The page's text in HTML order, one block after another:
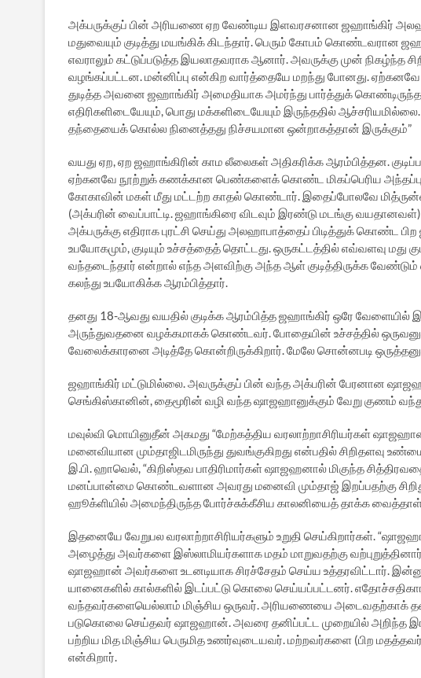
அக்பருக்குப் பின் அரியணை ஏற வேண்டிய இளவரசனான ஜஹாங்கிர்
மதுவையும் குடித்து மயங்கிக் கிடந்தார். பெரும் கோபம் கொண்டவரான
எவராலும் கட்டுப்படுத்த இயலாதவராக ஆனார். அவருக்கு முன் நிகழ்ந்த
வழங்கப்பட்டன. மன்னிப்பு என்கிற வார்த்தையே மறந்து போனது.
துடித்த அவனை ஜஹாங்கிர் அமைதியாக அமர்ந்து பார்த்துக்
எதிரிகளிடையேயும், பொது மக்களிடையேயும் இருந்ததில்
தந்தையைக் கொல்ல நினைத்தது நிச்சயமான ஒன்றாகத்தான் இருக்கும்”
வயது ஏற, ஏற ஜஹாங்கிரின் காம லீலைகள் அதிகரிக்க ஆரம்பித்தன.
ஏற்கனவே நூற்றுக் கணக்கான பெண்களைக் கொண்ட மிகப்பெரிய
கோகாவின் மகள் மீது மட்டற்ற காதல் கொண்டார். இதைப்போலவே
(அக்பரின் வைப்பாட்டி. ஜஹாங்கிரை விடவும் இரண்டு மடங்கு வயதானவள்)
அக்பருக்கு எதிராக புரட்சி செய்து அலஹாபாத்தைப் பிடித்துக் கொண்ட
உபயோகமும், குடியும் உச்சத்தைத் தொட்டது. ஒருகட்டத்தில் எவ்வளவு
வந்தடைந்தார் என்றால் எந்த அளவிற்கு அந்த ஆள் குடித்திருக்க
கலந்து உபயோகிக்க ஆரம்பித்தார்.
தனது 18-ஆவது வயதில் குடிக்க ஆரம்பித்த ஜஹாங்கிர் ஒரே வேளையில்
அருந்துவதனை வழக்கமாகக் கொண்டவர். போதையின் உச்சத்தில்
வேலைக்காரனை அடித்தே கொன்றிருக்கிறார். மேலே சொன்னபடி
ஜஹாங்கிர் மட்டுமில்லை. அவருக்குப் பின் வந்த அக்பரின் பேரனான
செங்கிஸ்கானின், தைமூரின் வழி வந்த ஷாஜஹானுக்கும் வேறு குணம்
மவுல்வி மொயினுதீன் அகமது “மேற்கத்திய வரலாற்றாசிரியர்கள்
மனைவியான மும்தாஜிடமிருந்து துவங்குகிறது என்பதில் சிறிதளவு
இ.பி. ஹாவெல், “கிறிஸ்தவ பாதிரிமார்கள் ஷாஜஹனால் மிகுந்த
மனப்பான்மை கொண்டவளான அவரது மனைவி மும்தாஜ் இறப்பதற்கு
ஹூக்ளியில் அமைந்திருந்த போர்ச்சுக்கீசிய காலனியைத் தாக்க
இதனையே வேறுபல வரலாற்றாசிரியர்களும் உறுதி செய்கிறார்கள்.
அழைத்து அவர்களை இஸ்லாமியர்களாக மதம் மாறுவதற்கு
ஷாஜஹான் அவர்களை உடனடியாக சிரச்சேதம் செய்ய உத்தரவிட்டார்.
யானைகளில் கால்களில் இடப்பட்டு கொலை செய்யப்பட்டனர்.
வந்தவர்களையெல்லாம் மிஞ்சிய ஒருவர். அரியணையை அடைவதற்காக்
படுகொலை செய்தவர் ஷாஜஹான். அவரை தனிப்பட்ட முறையில் அறிந்த
பற்றிய மித மிஞ்சிய பெருமித உணர்வுடையவர். மற்றவர்களை (பிற
என்கிறார்.